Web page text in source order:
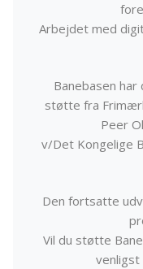
Arbejdet med
Banebasen
støtte fra
Peer
v/Det Kongelige
Den fortsatte
Vil du støtte
venligst